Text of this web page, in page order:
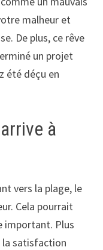
malheur et
De plus, ce rêve
un projet
été déçu en
à
vers la plage, le
Cela pourrait
important. Plus
la satisfaction